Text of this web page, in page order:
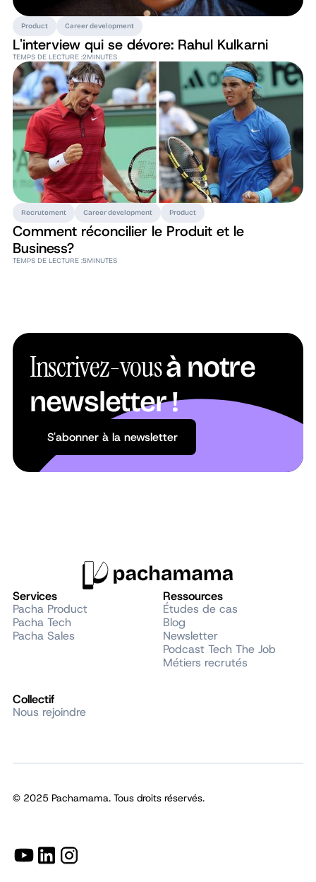
Product Career development
L'interview qui se dévore: Rahul Kulkarni
TEMPS DE LECTURE :2MINUTES
Recrutement Career development Product
Comment réconcilier le Produit et le
Business?
TEMPS DE LECTURE :5MINUTES
Inscrivez-vousà notre
newsletter !
S'abonner à la newsletter
S'abonner à la newsletter
Services
Pacha Product
Pacha Tech
Pacha Sales
Ressources
Études de cas
Blog
Newsletter
Podcast Tech The Job
Métiers recrutés
Collectif
Nous rejoindre
© 2025 Pachamama. Tous droits réservés.